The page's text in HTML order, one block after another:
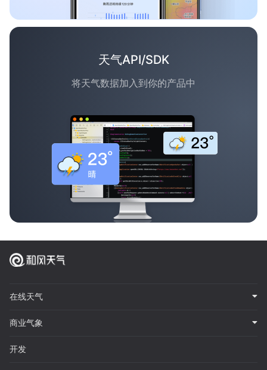
天气API/SDK
将天气数据加入到你的产品中
在线天气
商业气象
开发